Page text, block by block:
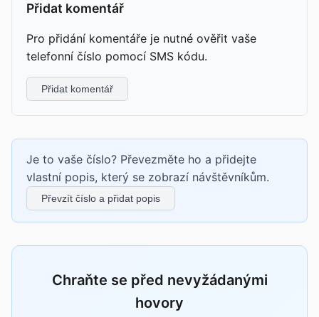
Přidat komentář
Pro přidání komentáře je nutné ověřit vaše
telefonní číslo pomocí SMS kódu.
Přidat komentář
Je to vaše číslo? Převezměte ho a přidejte
vlastní popis, který se zobrazí návštěvníkům.
Převzít číslo a přidat popis
Chraňte se před nevyžádanými
hovory